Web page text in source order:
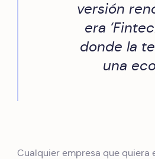
versión
era
donde la
una
Cualquier empresa que quiera